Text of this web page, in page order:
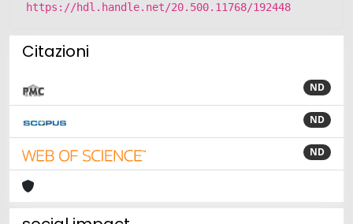
https://hdl.handle.net/20.500.11768/192448
Citazioni
ND
ND
ND